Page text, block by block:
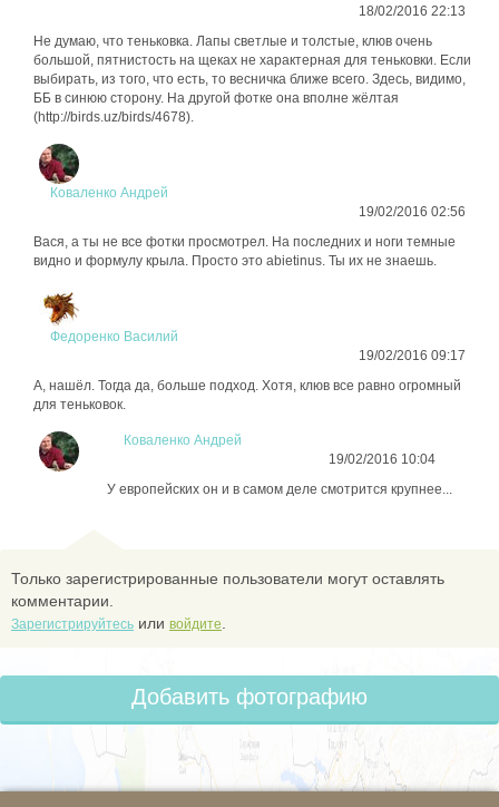
18/02/2016 22:13
Не думаю, что теньковка. Лапы светлые и толстые, клюв очень
большой, пятнистость на щеках не характерная для теньковки. Если
выбирать, из того, что есть, то весничка ближе всего. Здесь, видимо,
ББ в синюю сторону. На другой фотке она вполне жёлтая
(http://birds.uz/birds/4678).
Коваленко Андрей
19/02/2016 02:56
Вася, а ты не все фотки просмотрел. На последних и ноги темные
видно и формулу крыла. Просто это abietinus. Ты их не знаешь.
Федоренко Василий
19/02/2016 09:17
А, нашёл. Тогда да, больше подход. Хотя, клюв все равно огромный
для теньковок.
Коваленко Андрей
19/02/2016 10:04
У европейских он и в самом деле смотрится крупнее...
Только зарегистрированные пользователи могут оставлять
комментарии.
Зарегистрируйтесь или войдите
Добавить фотографию